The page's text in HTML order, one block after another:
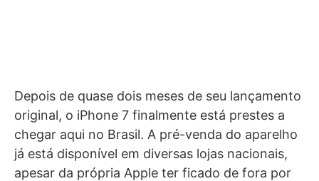
Depois de quase dois meses de seu lançamento
original, o iPhone 7 finalmente está prestes a
chegar aqui no Brasil. A pré-venda do aparelho
já está disponível em diversas lojas nacionais,
apesar da própria Apple ter ficado de fora por